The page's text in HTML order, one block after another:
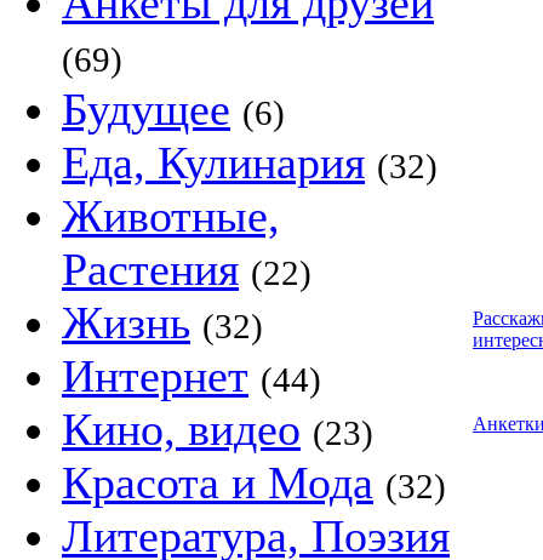
(69)
Будущее (6)
Еда, Кулинария (32)
Животные,
Растения (22)
Жизнь (32)
Интернет (44)
Кино, видео (23)
Красота и Мода (32)
Литература, Поэзия